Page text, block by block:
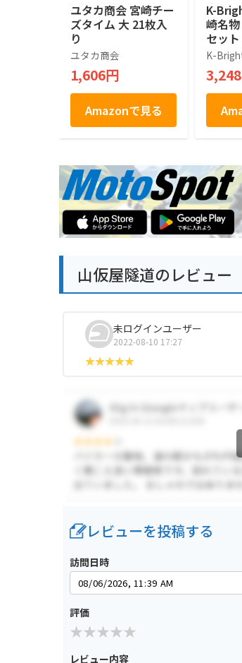
ユタカ商会 宮崎チー
ズタイム 大 21枚入
り
ユタカ商会
1,606円
Amazonで見る
K-
崎名
セッ
ぴった
レー
4個セ
リジ
K-
山仮屋隧道のレビュー
未ログインユーザー
2022-08-10 17:27
レビューを投稿する
訪問日時
評価
レビュー内容